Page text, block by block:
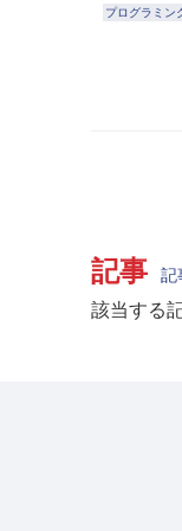
プログラミン
記事 記
該当する